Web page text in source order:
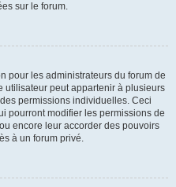
sur le forum.
pour les administrateurs du forum de
utilisateur peut appartenir à plusieurs
permissions individuelles. Ceci
pourront modifier les permissions de
encore leur accorder des pouvoirs
à un forum privé.